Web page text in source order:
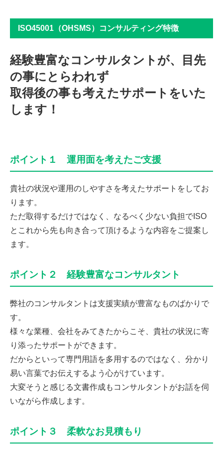
ISO45001（OHSMS）コンサルティング特徴
経験豊富なコンサルタントが、目先
の事にとらわれず
取得後の事も考えたサポートをいた
します！
ポイント１ 運用面を考えたご支援
貴社の状況や運用のしやすさを考えたサポートをしてお
ります。
ただ取得するだけではなく、なるべく少ない負担でISO
とこれから先も向き合って頂けるような内容をご提案し
ます。
ポイント２ 経験豊富なコンサルタント
弊社のコンサルタントは支援実績が豊富なものばかりで
す。
様々な業種、会社をみてきたからこそ、貴社の状況に寄
り添ったサポートができます。
だからといって専門用語を多用するのではなく、分かり
易い言葉でお伝えするよう心がけています。
大変そうと感じる文書作成もコンサルタントがお話を伺
いながら作成します。
ポイント３ 柔軟なお見積もり